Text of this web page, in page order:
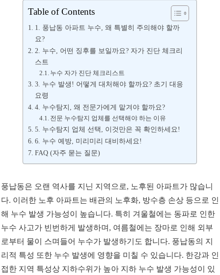
Table of Contents
1. 풍납동 아파트 누수, 왜 특별히 주의해야 할까
요?
2. 누수, 어떤 징후를 보일까요? 자가 진단 체크리
스트
누수 자가 진단 체크리스트
3. 누수 발생! 어떻게 대처해야 할까요? 초기 대응
요령
4. 누수탐지, 왜 전문가에게 맡겨야 할까요?
전문 누수탐지 업체를 선택해야 하는 이유
5. 누수탐지 업체 선택, 이것만은 꼭 확인하세요!
6. 누수 예방, 미리미리 대비하세요!
FAQ (자주 묻는 질문)
풍납동은 오랜 역사를 지닌 지역으로, 노후된 아파트가 많습니
다. 이러한 노후 아파트는 배관의 노후화, 방수층 손상 등으로 인
해 누수 발생 가능성이 높습니다. 특히 겨울철에는 동파로 인한
누수 사고가 빈번하게 발생하며, 여름철에는 장마로 인해 외부
로부터 물이 스며들어 누수가 발생하기도 합니다. 풍납동의 지
리적 특성 또한 누수 발생에 영향을 미칠 수 있습니다. 한강과 인
접한 지역 특성상 지하수위가 높아 지하 누수 발생 가능성이 있